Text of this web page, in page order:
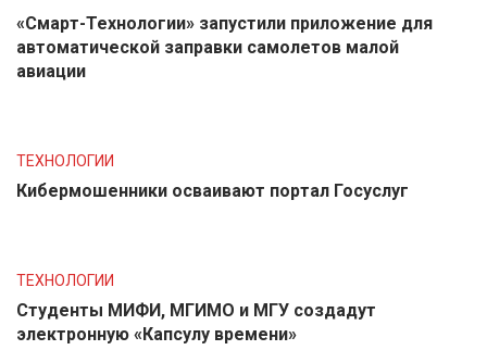
«Смарт-Технологии» запустили приложение для
автоматической заправки самолетов малой
авиации
ТЕХНОЛОГИИ
Кибермошенники осваивают портал Госуслуг
ТЕХНОЛОГИИ
Студенты МИФИ, МГИМО и МГУ создадут
электронную «Капсулу времени»